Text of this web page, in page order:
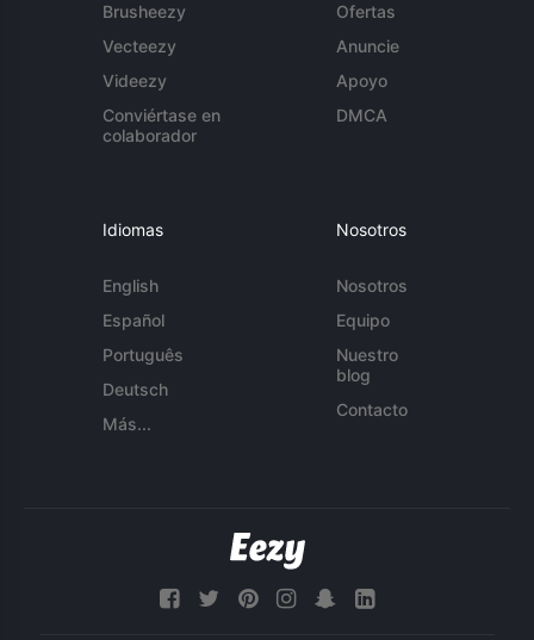
Brusheezy
Vecteezy
Videezy
Conviértase en
colaborador
Ofertas
Anuncie
Apoyo
DMCA
Idiomas
English
Español
Português
Deutsch
Más...
Nosotros
Nosotros
Equipo
Nuestro
blog
Contacto